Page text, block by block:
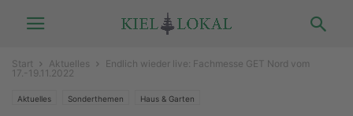
Start Aktuelles
Endlich wieder live: Fachmesse GET Nord vom
17.-19.11.2022
Aktuelles Sonderthemen Haus & Garten